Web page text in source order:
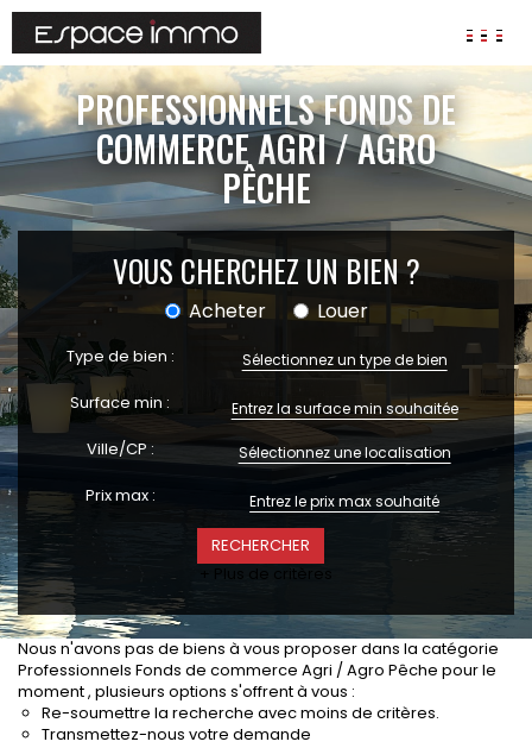
AGENCES
ANNONCES
VIAGER
IMMOBILIER D'ENTREPRISE
Locaux commerciaux
Bureaux
Fonds de commerces
FAIRE GÉRER
Garantie Loyers impayés
Assurances
SYNDIC
CONTACT
SERVICES
Actualités
Partenaires
Le palmarès de l'entreprise
PROFESSIONNELS FONDS DE
COMMERCE AGRI / AGRO
PÊCHE
VOUS CHERCHEZ UN BIEN ?
Acheter Louer
Type de bien : Sélectionnez un type de bien
Surface min :
Ville/CP : Sélectionnez une localisation
Prix max :
+ Plus de critères
Nous n'avons pas de biens à vous proposer dans la catégorie
Professionnels Fonds de commerce Agri / Agro Pêche pour le
moment , plusieurs options s'offrent à vous :
Re-soumettre la recherche avec moins de critères.
Transmettez-nous votre demande